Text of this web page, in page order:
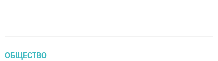
ОБЩЕСТВО